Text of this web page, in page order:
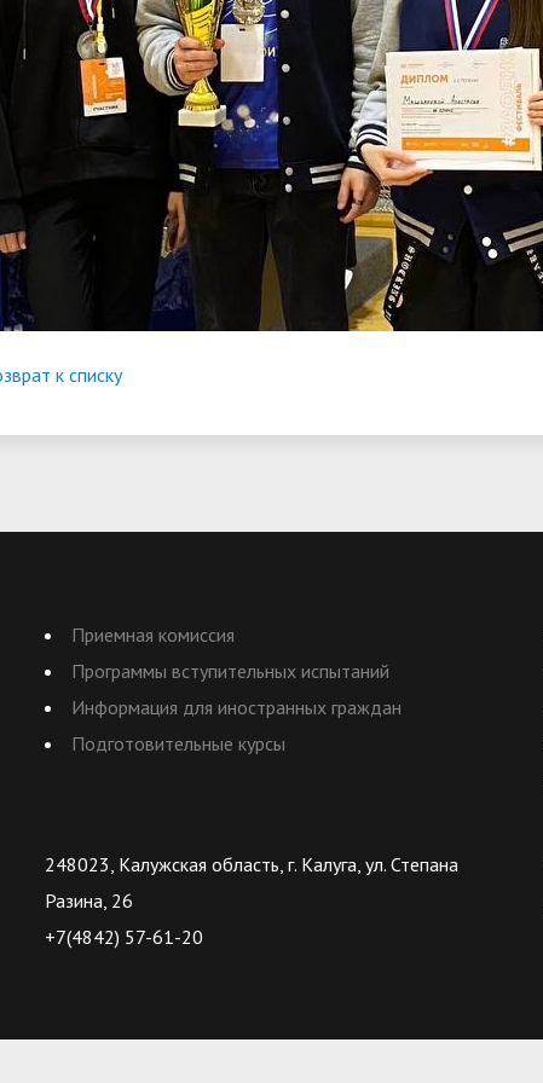
к списку
Приемная комиссия
Программы вступительных испытаний
Информация для иностранных граждан
Подготовительные курсы
248023, Калужская область, г. Калуга, ул. Степана
Разина, 26
+7(4842) 57-61-20